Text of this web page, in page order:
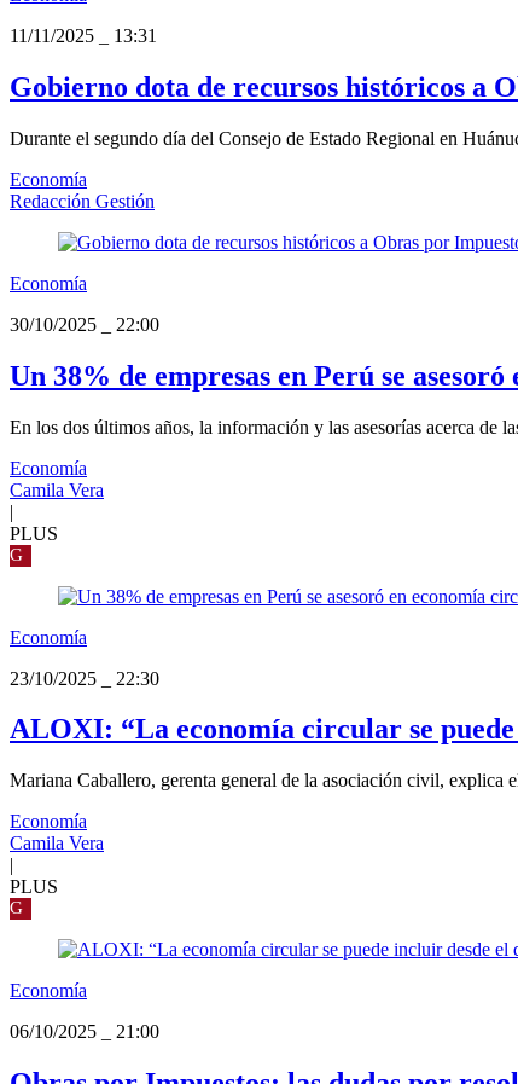
11/11/2025
13:31
Gobierno dota de recursos históricos a
Durante el segundo día del Consejo de Estado Regional en
Economía
Redacción Gestión
Economía
30/10/2025
22:00
Un 38% de empresas en Perú se
En los dos últimos años, la información y las asesorías acerca de
Economía
Camila Vera
|
PLUS
G
Economía
23/10/2025
22:30
ALOXI: “La economía circular se
Mariana Caballero, gerenta general de la asociación civil, explica
Economía
Camila Vera
|
PLUS
G
Economía
06/10/2025
21:00